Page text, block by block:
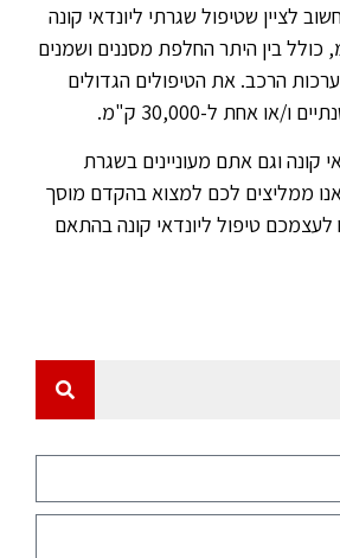
לציין שטיפול שגרתי ליונדאי קונה
אלף ק"מ, כולל בין היתר החלפת מסננים ושמנים
הרכב. את הטיפולים הגדולים
או אחת ל-30,000 ק"מ.
קונה וגם אתם מעוניינים בשגרת
ממליצים לכם למצוא בהקדם מוסך
לעצמכם טיפול ליונדאי קונה בהתאם